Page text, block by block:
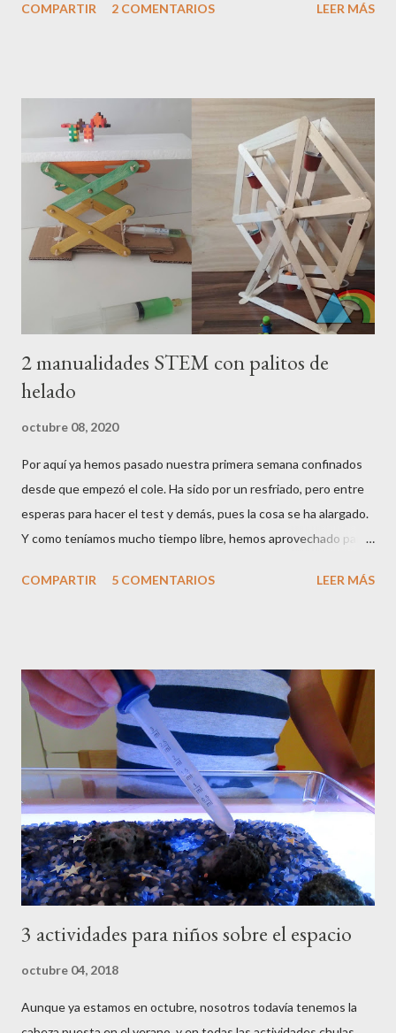
Una botella Un globo Un embudo Una bandeja Por un lado
poco el globo, es mucho más sencillo). Con cuidado, y sobre una
bandeja para evitar accidentes, colocamos el globo en la boca de
la botella, y lo sujetamos firmemente con la mano. Luego
volteamos el globo para dejar caer el bicarbonato...y empieza la
magia. Veréis como gracias al dióxido de carbono que se genera
al mezclar los dos ingredientes, el globo se va hinchando . Hay
que sujetar bien el globo a la boca para evitar que el globo sal...
COMPARTIR 2 COMENTARIOS LEER MÁS
2 manualidades STEM con palitos de
helado
octubre 08, 2020
Por aquí ya hemos pasado nuestra primera semana confinados
desde que empezó el cole. Ha sido por un resfriado, pero entre
esperas para hacer el test y demás, pues la cosa se ha alargado.
Y como teníamos mucho tiempo libre, hemos aprovechado para
base los palitos de helado o depresores . Las manualidades
poquito de todo. Son un poco más elaboradas que las que
normalmente os mostramos, pero nada que con paciencia y
tiempo libre no se pueda hacer. Además, los peques aprenderán
un montón de conceptos nuevos, que quizás a según que edad
no terminen de entender del todo, pero que seguro más
adelante les van a ser de gran utilidad. Y sobretodo, lo van a
pasar bien creando algo con nosotros desde cero, y van a poder
usar estas creaciones para jugar una v...
COMPARTIR 5 COMENTARIOS LEER MÁS
3 actividades para niños sobre el espacio
octubre 04, 2018
Aunque ya estamos en octubre, nosotros todavía tenemos la